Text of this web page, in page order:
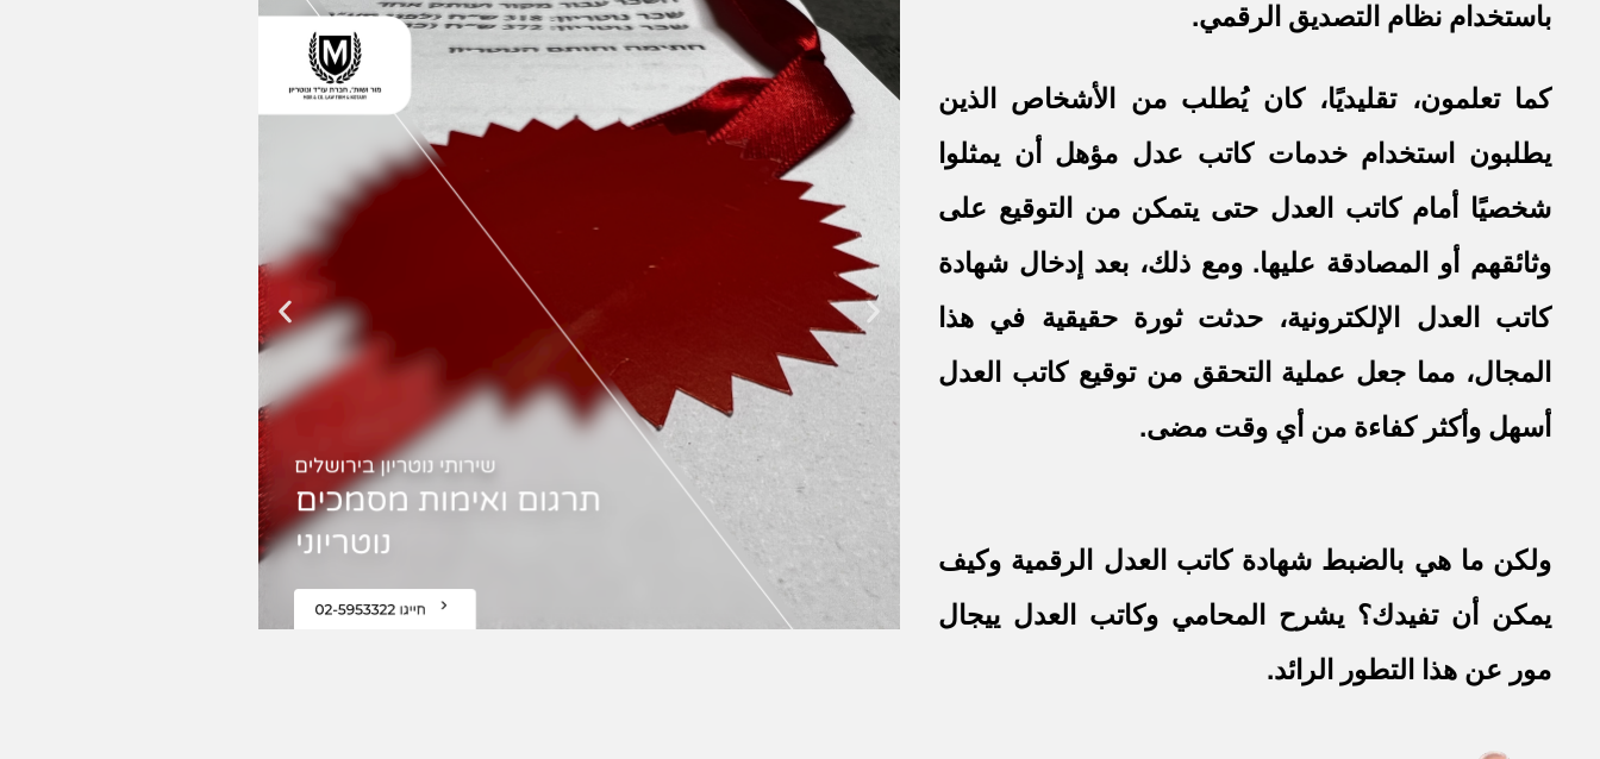
باستخدام نظام التصديق الرقمي.
كما تعلمون، تقليديًا، كان يُطلب من الأشخاص الذين
يطلبون استخدام خدمات كاتب عدل مؤهل أن يمثلوا
شخصيًا أمام كاتب العدل حتى يتمكن من التوقيع على
وثائقهم أو المصادقة عليها. ومع ذلك، بعد إدخال شهادة
كاتب العدل الإلكترونية، حدثت ثورة حقيقية في هذا
المجال، مما جعل عملية التحقق من توقيع كاتب العدل
أسهل وأكثر كفاءة من أي وقت مضى.
ولكن ما هي بالضبط شهادة كاتب العدل الرقمية وكيف
يمكن أن تفيدك؟ يشرح المحامي وكاتب العدل ييجال
مور عن هذا التطور الرائد.